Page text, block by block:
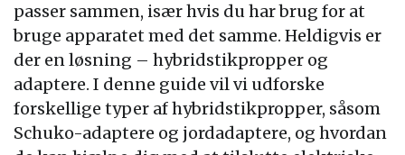
passer sammen, især hvis du har brug for at
bruge apparatet med det samme. Heldigvis er
der en løsning – hybridstikpropper og
adaptere. I denne guide vil vi udforske
forskellige typer af hybridstikpropper, såsom
Schuko-adaptere og jordadaptere, og hvordan